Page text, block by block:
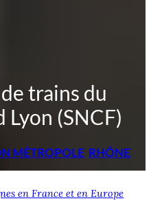
trains du
Lyon (SNCF)
MÉTROPOLE RHÔNE
en France et en Europe